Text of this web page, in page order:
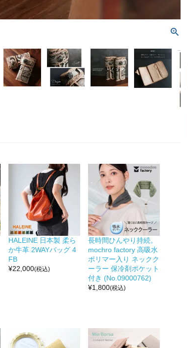
HALEINE 日本製 柔ら
か牛革 2WAYバッグ 4
FB
¥22,000(税込)
長時間ひんやり持続。
mochro factory 高吸水
ポリマー入り ネックク
ーラー 保冷剤ポケット
付き (No.09000762)
¥1,800(税込)